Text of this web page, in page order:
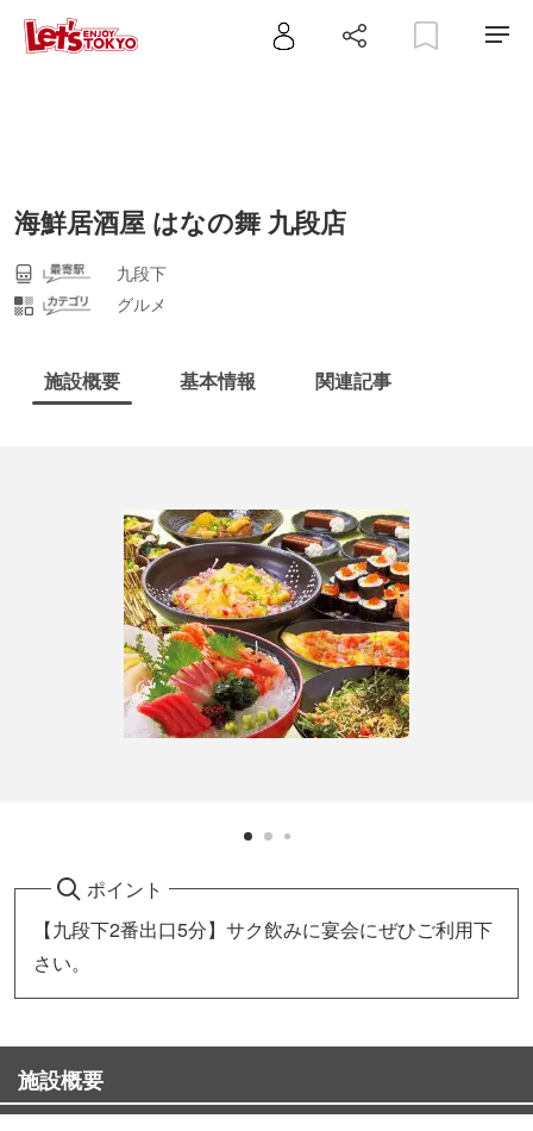
海鮮居酒屋 はなの舞 九段店
九段下
グルメ
施設概要 基本情報 関連記事
ポイント
【九段下2番出口5分】サク飲みに宴会にぜひご利用下
さい。
施設概要